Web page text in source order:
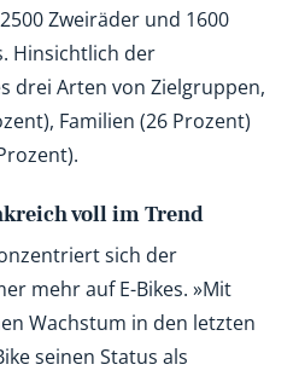
Zweiräder und 1600
Hinsichtlich der
drei Arten von Zielgruppen,
Familien (26 Prozent)
voll im Trend
sich der
mehr auf E-Bikes. »Mit
Wachstum in den letzten
seinen Status als